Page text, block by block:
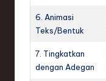
6. Animasi
Teks/Bentuk
7. Tingkatkan
dengan Adegan